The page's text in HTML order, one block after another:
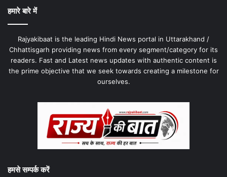
हमारे बारे में
Rajyakibaat is the leading Hindi News portal in Uttarakhand /
Chhattisgarh providing news from every segment/category for its
readers. Fast and Latest news updates with authentic content is
the prime objective that we seek towards creating a milestone for
ourselves.
हमसे सम्पर्क करें